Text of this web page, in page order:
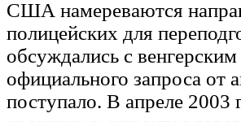
США намереваются
полицейских для
обсуждались с
официального запроса от
поступало. В апреле 2003